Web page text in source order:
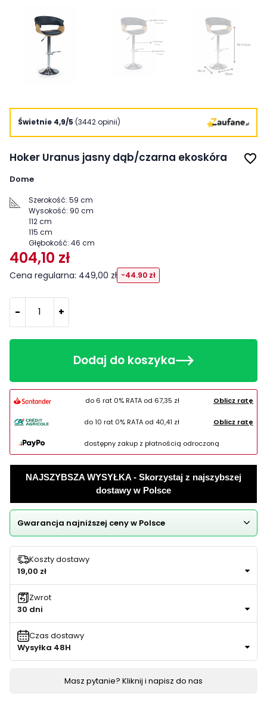
Świetnie 4,9/5 (3442 opinii)
Hoker Uranus jasny dąb/czarna ekoskóra favorite_border
Dome
Szerokość: 59 cm
Wysokość: 90 cm
112 cm
115 cm
Głębokość: 46 cm
404,10 zł
Cena regularna: 449,00 zł -44.90 zł
- +
Dodaj do koszyka
do 6 rat 0% RATA od 67,35 zł Oblicz ratę
do 10 rat 0% RATA od 40,41 zł Oblicz ratę
dostępny zakup z płatnością odroczoną
NAJSZYBSZA WYSYŁKA - Skorzystaj z najszybszej
dostawy w Polsce
Gwarancja najniższej ceny w Polsce
Koszty dostawy
19,00 zł
Zwrot
30 dni
Czas dostawy
Wysyłka 48H
Masz pytanie? Kliknij i napisz do nas